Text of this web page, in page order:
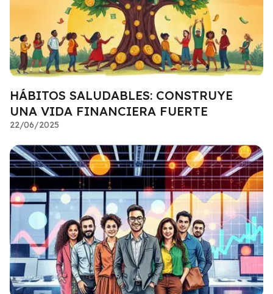
HÁBITOS SALUDABLES: CONSTRUYE
UNA VIDA FINANCIERA FUERTE
22/06/2025